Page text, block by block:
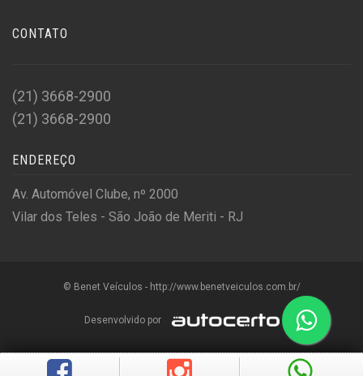
CONTATO
(21) 3668-2900
(21) 3668-2900
ENDEREÇO
Av. Automóvel Clube, nº 2000
Vilar dos Teles - São João de Meriti - RJ
© Benet Veículos - http://www.benetveiculos.com.br/
Desenvolvido por